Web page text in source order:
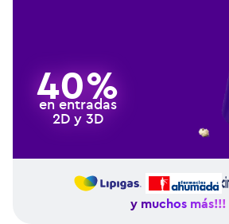
40%
en entradas
2D y 3D
y muchos más!!!